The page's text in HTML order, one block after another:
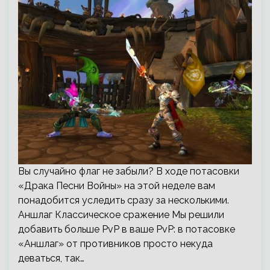
Вы случайно флаг не забыли? В ходе потасовки
«Драка Песни Войны» на этой неделе вам
понадобится уследить сразу за несколькими.
Аншлаг Классическое сражение Мы решили
добавить больше PvP в ваше PvP: в потасовке
«Аншлаг» от противников просто некуда
деваться, так…